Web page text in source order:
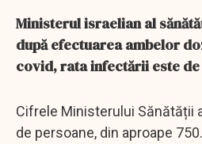
Ministerul israelian al
după efectuarea ambelor
covid, rata infectării este
Cifrele Ministerului Sănătății
de persoane, din aproape